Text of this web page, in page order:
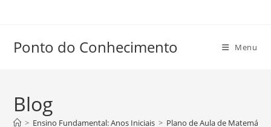
conteúdo
Ponto do Conhecimento Menu
Blog
> Ensino Fundamental: Anos Iniciais > Plano de Aula de